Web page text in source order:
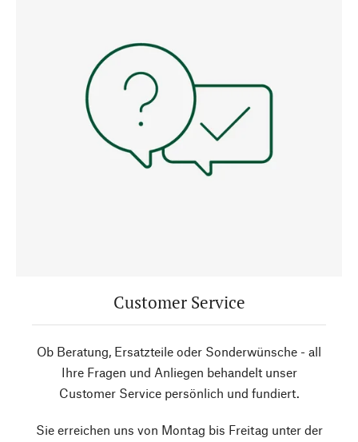
Customer Service
Ob Beratung, Ersatzteile oder Sonderwünsche - all
Ihre Fragen und Anliegen behandelt unser
Customer Service persönlich und fundiert.
Sie erreichen uns von Montag bis Freitag unter der